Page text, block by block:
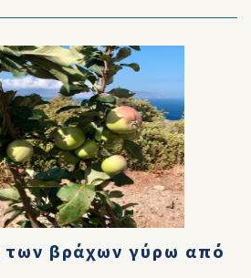
των βράχων γύρω από